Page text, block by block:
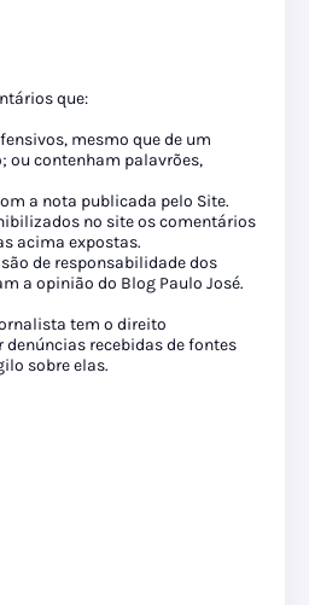
que:
mesmo que de um
ou contenham palavrões,
a nota publicada pelo Site.
no site os comentários
acima expostas.
de responsabilidade dos
a opinião do Blog Paulo José.
jornalista tem o direito
recebidas de fontes
sobre elas.